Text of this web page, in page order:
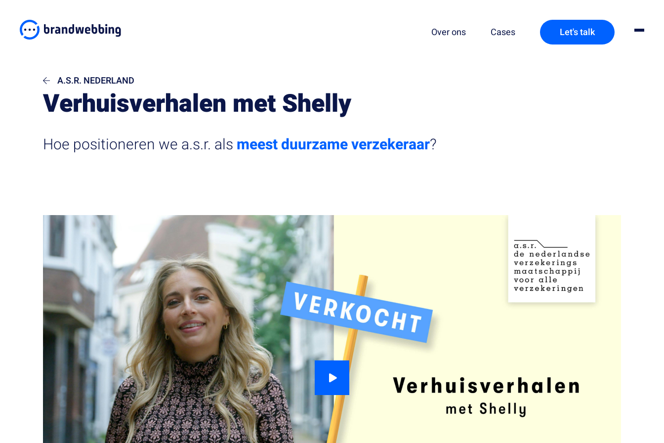
Over ons Cases Let's talk
A.S.R. NEDERLAND
Verhuisverhalen met Shelly
Hoe positioneren we a.s.r. als meest duurzame verzekeraar?